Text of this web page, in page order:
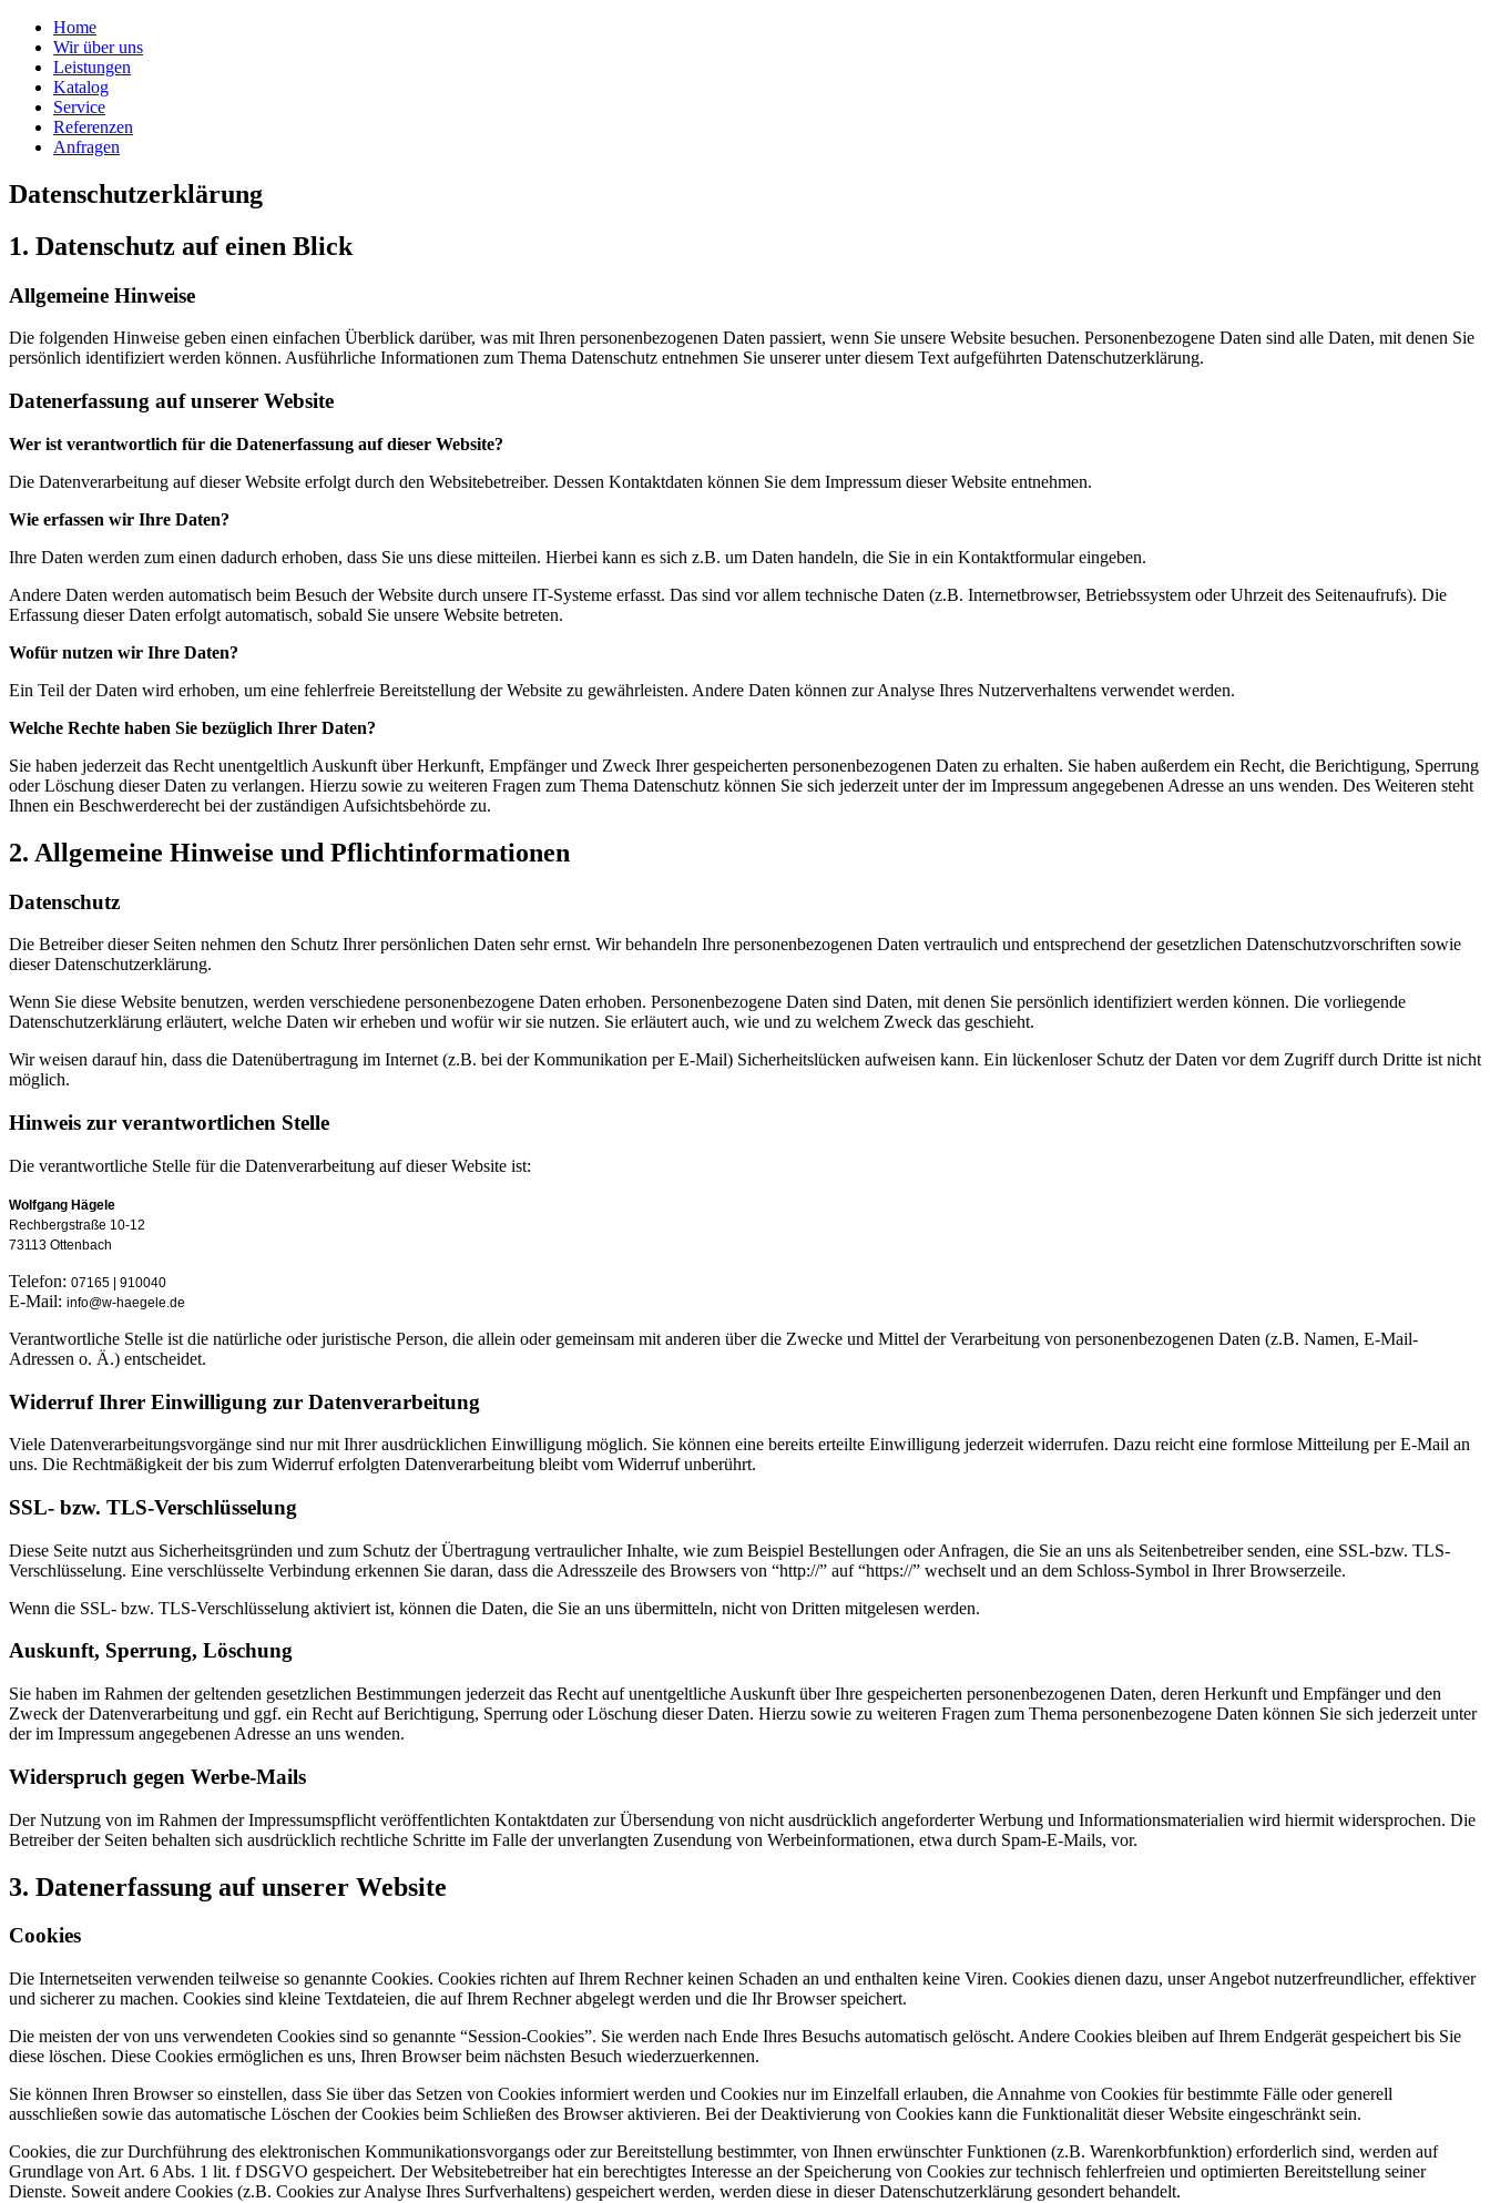
Home
Wir über uns
Leistungen
Katalog
Service
Referenzen
Anfragen
Datenschutzerklärung
1. Datenschutz auf einen Blick
Allgemeine Hinweise
Die folgenden Hinweise geben einen einfachen Überblick darüber, was mit Ihren personenbezogenen Daten passiert, wenn Sie unsere Website besuchen. Personenbezogene Daten sind alle Daten, mit denen Sie
persönlich identifiziert werden können. Ausführliche Informationen zum Thema Datenschutz entnehmen Sie unserer unter diesem Text aufgeführten Datenschutzerklärung.
Datenerfassung auf unserer Website
Wer ist verantwortlich für die Datenerfassung auf dieser Website?
Die Datenverarbeitung auf dieser Website erfolgt durch den Websitebetreiber. Dessen Kontaktdaten können Sie dem Impressum dieser Website entnehmen.
Wie erfassen wir Ihre Daten?
Ihre Daten werden zum einen dadurch erhoben, dass Sie uns diese mitteilen. Hierbei kann es sich z.B. um Daten handeln, die Sie in ein Kontaktformular eingeben.
Andere Daten werden automatisch beim Besuch der Website durch unsere IT-Systeme erfasst. Das sind vor allem technische Daten (z.B. Internetbrowser, Betriebssystem oder Uhrzeit des Seitenaufrufs). Die
Erfassung dieser Daten erfolgt automatisch, sobald Sie unsere Website betreten.
Wofür nutzen wir Ihre Daten?
Ein Teil der Daten wird erhoben, um eine fehlerfreie Bereitstellung der Website zu gewährleisten. Andere Daten können zur Analyse Ihres Nutzerverhaltens verwendet werden.
Welche Rechte haben Sie bezüglich Ihrer Daten?
Sie haben jederzeit das Recht unentgeltlich Auskunft über Herkunft, Empfänger und Zweck Ihrer gespeicherten personenbezogenen Daten zu erhalten. Sie haben außerdem ein Recht, die Berichtigung, Sperrung
oder Löschung dieser Daten zu verlangen. Hierzu sowie zu weiteren Fragen zum Thema Datenschutz können Sie sich jederzeit unter der im Impressum angegebenen Adresse an uns wenden. Des Weiteren steht
Ihnen ein Beschwerderecht bei der zuständigen Aufsichtsbehörde zu.
2. Allgemeine Hinweise und Pflichtinformationen
Datenschutz
Die Betreiber dieser Seiten nehmen den Schutz Ihrer persönlichen Daten sehr ernst. Wir behandeln Ihre personenbezogenen Daten vertraulich und entsprechend der gesetzlichen Datenschutzvorschriften sowie
dieser Datenschutzerklärung.
Wenn Sie diese Website benutzen, werden verschiedene personenbezogene Daten erhoben. Personenbezogene Daten sind Daten, mit denen Sie persönlich identifiziert werden können. Die vorliegende
Datenschutzerklärung erläutert, welche Daten wir erheben und wofür wir sie nutzen. Sie erläutert auch, wie und zu welchem Zweck das geschieht.
Wir weisen darauf hin, dass die Datenübertragung im Internet (z.B. bei der Kommunikation per E-Mail) Sicherheitslücken aufweisen kann. Ein lückenloser Schutz der Daten vor dem Zugriff durch Dritte ist nicht
möglich.
Hinweis zur verantwortlichen Stelle
Die verantwortliche Stelle für die Datenverarbeitung auf dieser Website ist:
Wolfgang Hägele
Rechbergstraße 10-12
73113 Ottenbach
Telefon: 07165 | 910040
E-Mail: info@w-haegele.de
Verantwortliche Stelle ist die natürliche oder juristische Person, die allein oder gemeinsam mit anderen über die Zwecke und Mittel der Verarbeitung von personenbezogenen Daten (z.B. Namen, E-Mail-
Adressen o. Ä.) entscheidet.
Widerruf Ihrer Einwilligung zur Datenverarbeitung
Viele Datenverarbeitungsvorgänge sind nur mit Ihrer ausdrücklichen Einwilligung möglich. Sie können eine bereits erteilte Einwilligung jederzeit widerrufen. Dazu reicht eine formlose Mitteilung per E-Mail an
uns. Die Rechtmäßigkeit der bis zum Widerruf erfolgten Datenverarbeitung bleibt vom Widerruf unberührt.
SSL- bzw. TLS-Verschlüsselung
Diese Seite nutzt aus Sicherheitsgründen und zum Schutz der Übertragung vertraulicher Inhalte, wie zum Beispiel Bestellungen oder Anfragen, die Sie an uns als Seitenbetreiber senden, eine SSL-bzw. TLS-
Verschlüsselung. Eine verschlüsselte Verbindung erkennen Sie daran, dass die Adresszeile des Browsers von “http://” auf “https://” wechselt und an dem Schloss-Symbol in Ihrer Browserzeile.
Wenn die SSL- bzw. TLS-Verschlüsselung aktiviert ist, können die Daten, die Sie an uns übermitteln, nicht von Dritten mitgelesen werden.
Auskunft, Sperrung, Löschung
Sie haben im Rahmen der geltenden gesetzlichen Bestimmungen jederzeit das Recht auf unentgeltliche Auskunft über Ihre gespeicherten personenbezogenen Daten, deren Herkunft und Empfänger und den
Zweck der Datenverarbeitung und ggf. ein Recht auf Berichtigung, Sperrung oder Löschung dieser Daten. Hierzu sowie zu weiteren Fragen zum Thema personenbezogene Daten können Sie sich jederzeit unter
der im Impressum angegebenen Adresse an uns wenden.
Widerspruch gegen Werbe-Mails
Der Nutzung von im Rahmen der Impressumspflicht veröffentlichten Kontaktdaten zur Übersendung von nicht ausdrücklich angeforderter Werbung und Informationsmaterialien wird hiermit widersprochen. Die
Betreiber der Seiten behalten sich ausdrücklich rechtliche Schritte im Falle der unverlangten Zusendung von Werbeinformationen, etwa durch Spam-E-Mails, vor.
3. Datenerfassung auf unserer Website
Cookies
Die Internetseiten verwenden teilweise so genannte Cookies. Cookies richten auf Ihrem Rechner keinen Schaden an und enthalten keine Viren. Cookies dienen dazu, unser Angebot nutzerfreundlicher, effektiver
und sicherer zu machen. Cookies sind kleine Textdateien, die auf Ihrem Rechner abgelegt werden und die Ihr Browser speichert.
Die meisten der von uns verwendeten Cookies sind so genannte “Session-Cookies”. Sie werden nach Ende Ihres Besuchs automatisch gelöscht. Andere Cookies bleiben auf Ihrem Endgerät gespeichert bis Sie
diese löschen. Diese Cookies ermöglichen es uns, Ihren Browser beim nächsten Besuch wiederzuerkennen.
Sie können Ihren Browser so einstellen, dass Sie über das Setzen von Cookies informiert werden und Cookies nur im Einzelfall erlauben, die Annahme von Cookies für bestimmte Fälle oder generell
ausschließen sowie das automatische Löschen der Cookies beim Schließen des Browser aktivieren. Bei der Deaktivierung von Cookies kann die Funktionalität dieser Website eingeschränkt sein.
Cookies, die zur Durchführung des elektronischen Kommunikationsvorgangs oder zur Bereitstellung bestimmter, von Ihnen erwünschter Funktionen (z.B. Warenkorbfunktion) erforderlich sind, werden auf
Grundlage von Art. 6 Abs. 1 lit. f DSGVO gespeichert. Der Websitebetreiber hat ein berechtigtes Interesse an der Speicherung von Cookies zur technisch fehlerfreien und optimierten Bereitstellung seiner
Dienste. Soweit andere Cookies (z.B. Cookies zur Analyse Ihres Surfverhaltens) gespeichert werden, werden diese in dieser Datenschutzerklärung gesondert behandelt.